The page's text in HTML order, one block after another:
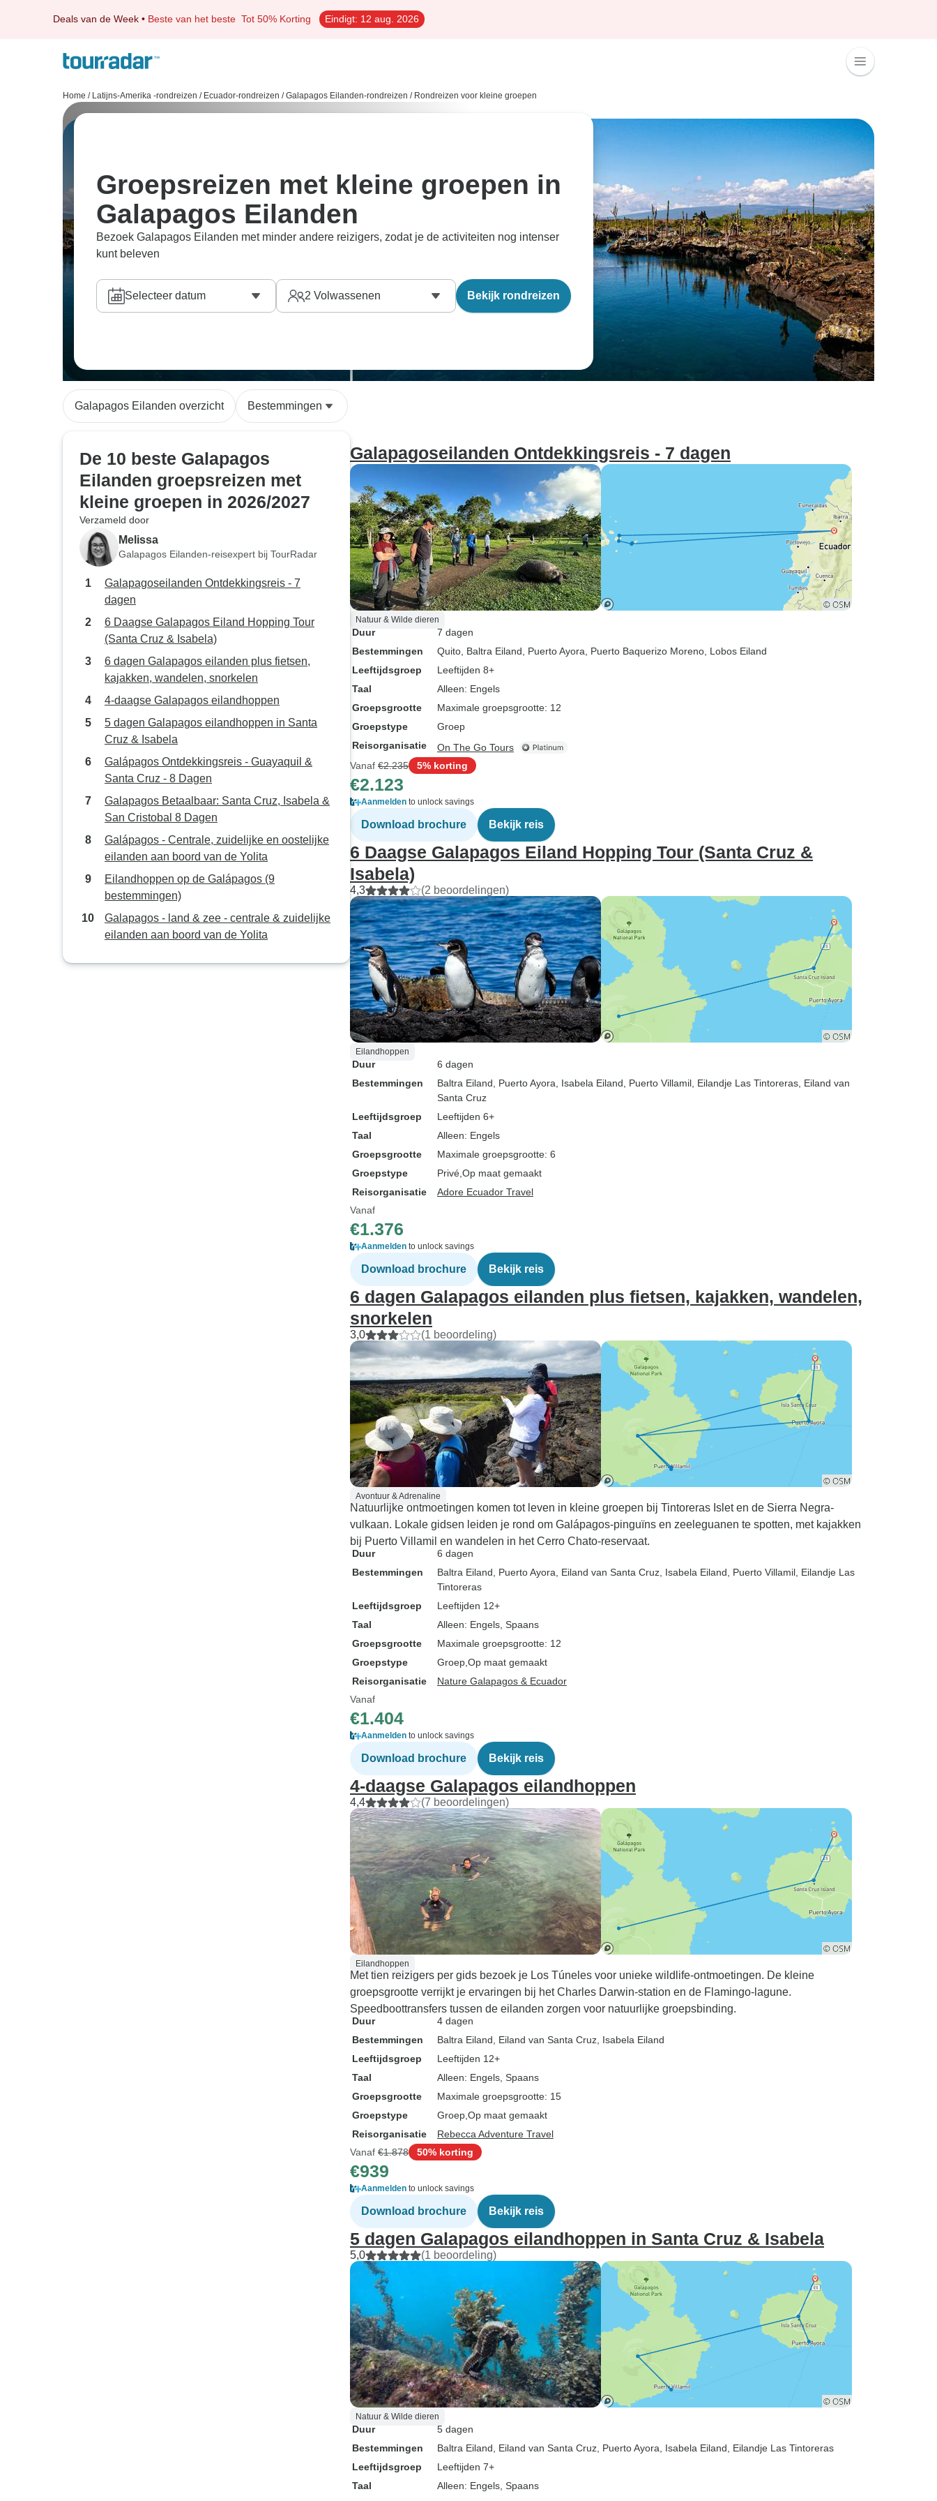
Deals van de Week • Beste van het beste Tot 50% Korting Eindigt: 12 aug. 2026
Home / Latijns-Amerika -rondreizen / Ecuador-rondreizen / Galapagos Eilanden-rondreizen / Rondreizen voor kleine groepen
Groepsreizen met kleine groepen in
Galapagos Eilanden
Bezoek Galapagos Eilanden met minder andere reizigers, zodat je de activiteiten nog intenser
kunt beleven
Selecteer datum 2 Volwassenen Bekijk rondreizen
Galapagos Eilanden overzicht Bestemmingen
De 10 beste Galapagos
Eilanden groepsreizen met
kleine groepen in 2026/2027
Verzameld door
Melissa
Galapagos Eilanden-reisexpert bij TourRadar
Galapagoseilanden Ontdekkingsreis - 7
dagen
6 Daagse Galapagos Eiland Hopping Tour
(Santa Cruz & Isabela)
6 dagen Galapagos eilanden plus fietsen,
kajakken, wandelen, snorkelen
4-daagse Galapagos eilandhoppen
5 dagen Galapagos eilandhoppen in Santa
Cruz & Isabela
Galápagos Ontdekkingsreis - Guayaquil &
Santa Cruz - 8 Dagen
Galapagos Betaalbaar: Santa Cruz, Isabela &
San Cristobal 8 Dagen
Galápagos - Centrale, zuidelijke en oostelijke
eilanden aan boord van de Yolita
Eilandhoppen op de Galápagos (9
bestemmingen)
Galapagos - land & zee - centrale & zuidelijke
eilanden aan boord van de Yolita
Galapagoseilanden Ontdekkingsreis - 7 dagen
Natuur & Wilde dieren
Duur
7 dagen
Bestemmingen
Quito , Baltra Eiland , Puerto Ayora , Puerto Baquerizo Moreno , Lobos Eiland
Leeftijdsgroep
Leeftijden 8+
Taal
Alleen: Engels
Groepsgrootte
Maximale groepsgrootte: 12
Groepstype
Groep
Reisorganisatie
On The Go Tours
Vanaf €2.235 5% korting
€2.123
Aanmelden to unlock savings
Download brochure Bekijk reis
6 Daagse Galapagos Eiland Hopping Tour (Santa Cruz &
Isabela)
4,3 (2 beoordelingen)
Eilandhoppen
Duur
6 dagen
Bestemmingen
Baltra Eiland , Puerto Ayora , Isabela Eiland , Puerto Villamil , Eilandje Las Tintoreras , Eiland van
Santa Cruz
Leeftijdsgroep
Leeftijden 6+
Taal
Alleen: Engels
Groepsgrootte
Maximale groepsgrootte: 6
Groepstype
Privé Op maat gemaakt
Reisorganisatie
Adore Ecuador Travel
Vanaf
€1.376
Aanmelden to unlock savings
Download brochure Bekijk reis
6 dagen Galapagos eilanden plus fietsen, kajakken, wandelen,
snorkelen
3,0 (1 beoordeling)
Avontuur & Adrenaline
Natuurlijke ontmoetingen komen tot leven in kleine groepen bij Tintoreras Islet en de Sierra Negra-
vulkaan. Lokale gidsen leiden je rond om Galápagos-pinguïns en zeeleguanen te spotten, met kajakken
bij Puerto Villamil en wandelen in het Cerro Chato-reservaat.
Duur
6 dagen
Bestemmingen
Baltra Eiland , Puerto Ayora , Eiland van Santa Cruz , Isabela Eiland , Puerto Villamil , Eilandje Las
Tintoreras
Leeftijdsgroep
Leeftijden 12+
Taal
Alleen: Engels, Spaans
Groepsgrootte
Maximale groepsgrootte: 12
Groepstype
Groep Op maat gemaakt
Reisorganisatie
Nature Galapagos & Ecuador
Vanaf
€1.404
Aanmelden to unlock savings
Download brochure Bekijk reis
4-daagse Galapagos eilandhoppen
4,4 (7 beoordelingen)
Eilandhoppen
Met tien reizigers per gids bezoek je Los Túneles voor unieke wildlife-ontmoetingen. De kleine
groepsgrootte verrijkt je ervaringen bij het Charles Darwin-station en de Flamingo-lagune.
Speedboottransfers tussen de eilanden zorgen voor natuurlijke groepsbinding.
Duur
4 dagen
Bestemmingen
Baltra Eiland , Eiland van Santa Cruz , Isabela Eiland
Leeftijdsgroep
Leeftijden 12+
Taal
Alleen: Engels, Spaans
Groepsgrootte
Maximale groepsgrootte: 15
Groepstype
Groep Op maat gemaakt
Reisorganisatie
Rebecca Adventure Travel
Vanaf €1.878 50% korting
€939
Aanmelden to unlock savings
Download brochure Bekijk reis
5 dagen Galapagos eilandhoppen in Santa Cruz & Isabela
5,0 (1 beoordeling)
Natuur & Wilde dieren
Duur
5 dagen
Bestemmingen
Baltra Eiland , Eiland van Santa Cruz , Puerto Ayora , Isabela Eiland , Eilandje Las Tintoreras
Leeftijdsgroep
Leeftijden 7+
Taal
Alleen: Engels, Spaans